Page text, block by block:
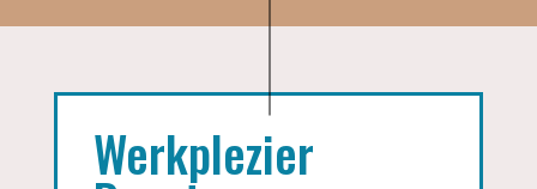
Werkplezier